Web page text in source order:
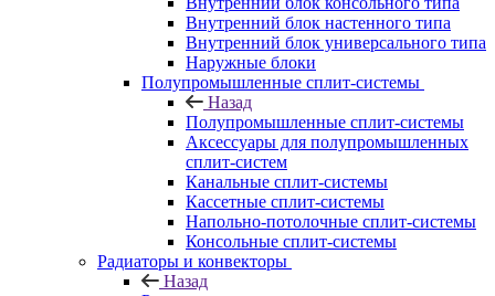
Внутренний блок настенного типа
Внутренний блок универсального типа
Наружные блоки
Полупромышленные сплит-системы
Назад
Полупромышленные сплит-системы
Аксессуары для полупромышленных
сплит-систем
Канальные сплит-системы
Кассетные сплит-системы
Напольно-потолочные сплит-системы
Консольные сплит-системы
Радиаторы и конвекторы
Назад